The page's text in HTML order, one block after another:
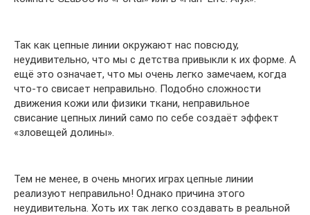
Так как цепные линии окружают нас повсюду,
неудивительно, что мы с детства привыкли к их форме. А
ещё это означает, что мы очень легко замечаем, когда
что-то свисает неправильно. Подобно сложности
движения кожи или физики ткани, неправильное
свисание цепных линий само по себе создаёт эффект
«зловещей долины».
Тем не менее, в очень многих играх цепные линии
реализуют неправильно! Однако причина этого
неудивительна. Хоть их так легко создавать в реальной